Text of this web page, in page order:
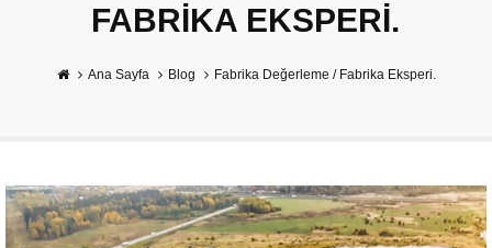
FABRIKA EKSPERI.
Ana Sayfa Blog Fabrika Değerleme / Fabrika Eksperi.